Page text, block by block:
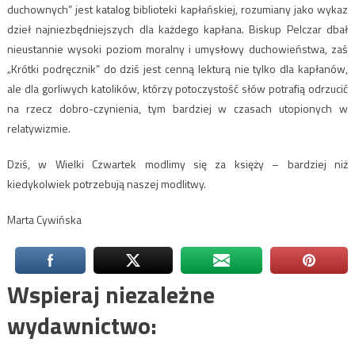
duchownych” jest katalog biblioteki kapłańskiej, rozumiany jako wykaz
dzieł najniezbędniejszych dla każdego kapłana. Biskup Pelczar dbał
nieustannie wysoki poziom moralny i umysłowy duchowieństwa, zaś
„Krótki podręcznik” do dziś jest cenną lekturą nie tylko dla kapłanów,
ale dla gorliwych katolików, którzy potoczystość słów potrafią odrzucić
na rzecz dobro-czynienia, tym bardziej w czasach utopionych w
relatywizmie.
Dziś, w Wielki Czwartek modlimy się za księży – bardziej niż
kiedykolwiek potrzebują naszej modlitwy.
Marta Cywińska
Wspieraj niezależne
wydawnictwo: